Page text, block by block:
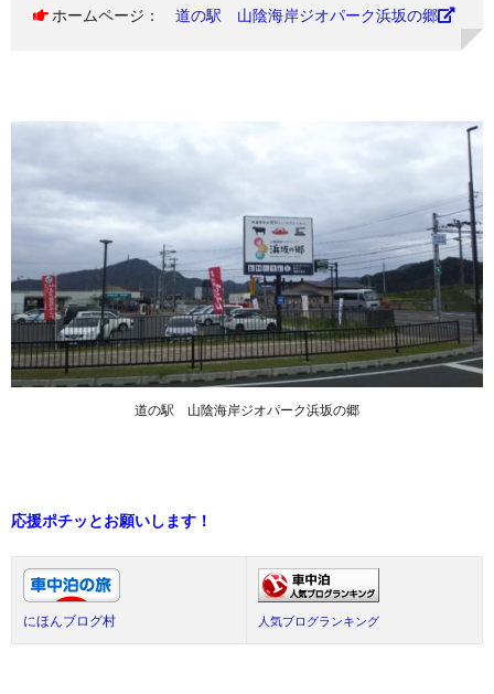
ホームページ： 道の駅 山陰海岸ジオパーク浜坂の郷
道の駅 山陰海岸ジオパーク浜坂の郷
応援ポチッとお願いします！
にほんブログ村 人気ブログランキング